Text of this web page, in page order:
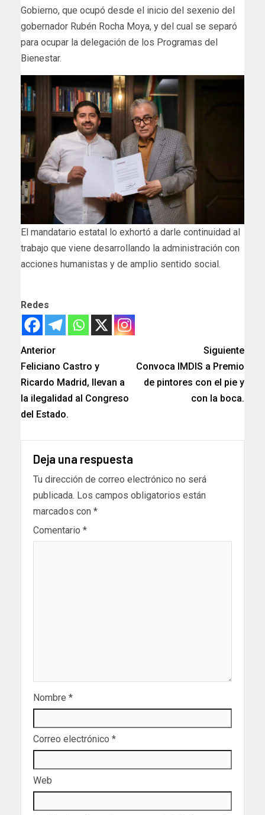
Gobierno, que ocupó desde el inicio del sexenio del
gobernador Rubén Rocha Moya, y del cual se separó
para ocupar la delegación de los Programas del
Bienestar.
El mandatario estatal lo exhortó a darle continuidad al
trabajo que viene desarrollando la administración con
acciones humanistas y de amplio sentido social.
Redes
Anterior
Feliciano Castro y
Ricardo Madrid, llevan a
la ilegalidad al Congreso
del Estado.
Siguiente
Convoca IMDIS a Premio
de pintores con el pie y
con la boca.
Deja una respuesta
Tu dirección de correo electrónico no será
publicada. Los campos obligatorios están
marcados con *
Comentario *
Nombre *
Correo electrónico *
Web